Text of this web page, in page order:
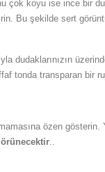
çok koyu ise ince bir
Bu şekilde sert
dudaklarınızın
tonda transparan bir
özen